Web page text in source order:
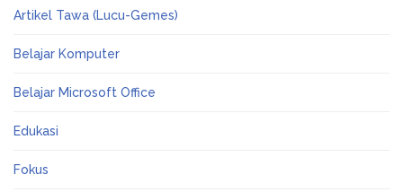
Artikel Tawa (Lucu-Gemes)
Belajar Komputer
Belajar Microsoft Office
Edukasi
Fokus